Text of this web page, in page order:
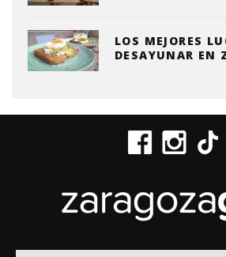
LOS MEJORES
DESAYUNAR EN